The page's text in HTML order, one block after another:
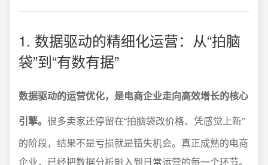
1. 数据驱动的精细化运营：从“拍脑
袋”到“有数有据”
数据驱动的运营优化，是电商企业走向高效增长的核心
引擎。 很多卖家还停留在“拍脑袋改价格、凭感觉上新”
的阶段，结果不是亏损就是错失机会。真正成熟的电商
企业，已经把数据分析融入到日常运营的每一个环节。